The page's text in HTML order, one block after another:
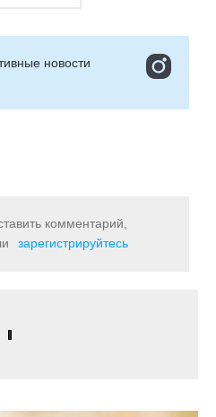
новости
комментарий,
зарегистрируйтесь